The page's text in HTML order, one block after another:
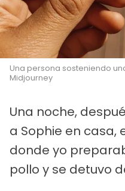
Una persona sosteniendo
Midjourney
Una noche,
a Sophie en casa,
donde yo
pollo y se detuvo